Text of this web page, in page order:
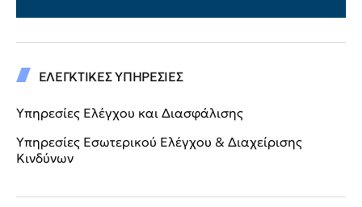
ΕΛΕΓΚΤΙΚΕΣ ΥΠΗΡΕΣΙΕΣ
Υπηρεσίες Ελέγχου και Διασφάλισης
Υπηρεσίες Εσωτερικού Ελέγχου & Διαχείρισης
Κινδύνων